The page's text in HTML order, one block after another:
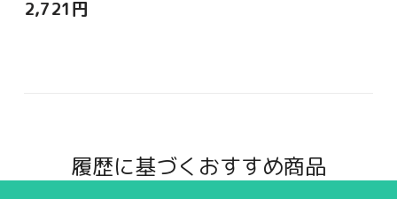
2,721円
履歴に基づくおすすめ商品